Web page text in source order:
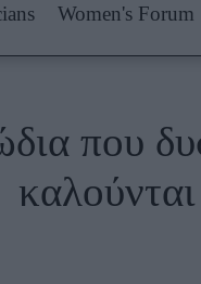
Women's Forum
που